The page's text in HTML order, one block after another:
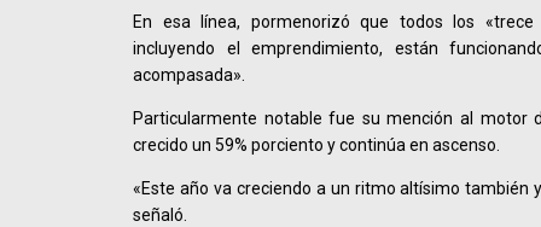
En esa línea, pormenorizó que todos los
incluyendo el emprendimiento, están
acompasada».
Particularmente notable fue su mención al motor
crecido un 59% porciento y continúa en ascenso.
«Este año va creciendo a un ritmo altísimo también
señaló.